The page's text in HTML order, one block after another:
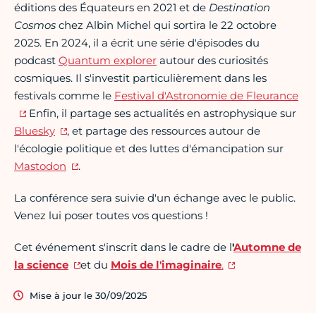
éditions des Équateurs en 2021 et de Destination
Cosmos chez Albin Michel qui sortira le 22 octobre
2025. En 2024, il a écrit une série d'épisodes du
podcast Quantum explorer autour des curiosités
cosmiques. Il s'investit particulièrement dans les
festivals comme le Festival d'Astronomie de Fleurance
Enfin, il partage ses actualités en astrophysique sur
Bluesky
, et partage des ressources autour de
l'écologie politique et des luttes d'émancipation sur
Mastodon
.
La conférence sera suivie d'un échange avec le public.
Venez lui poser toutes vos questions !
Cet événement s'inscrit dans le cadre de l'Automne de
la science
et du Mois de l'imaginaire.
Mise à jour le 30/09/2025